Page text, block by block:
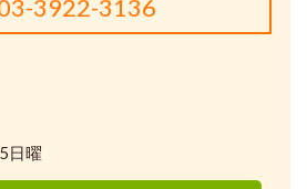
3922-3136
日曜